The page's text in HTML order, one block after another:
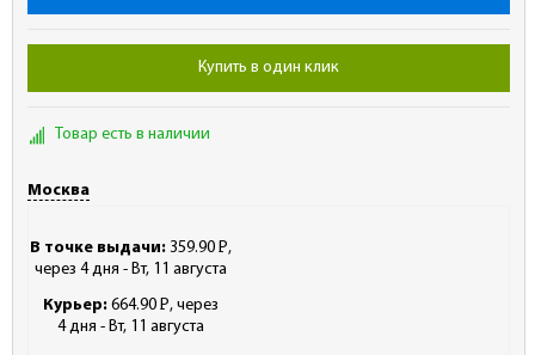
Купить в один клик
Товар есть в наличии
Москва
В точке выдачи: 359.90 Р
- ,
через 4 дня - Вт, 11 августа
Курьер: 664.90 Р
- , через
4 дня - Вт, 11 августа